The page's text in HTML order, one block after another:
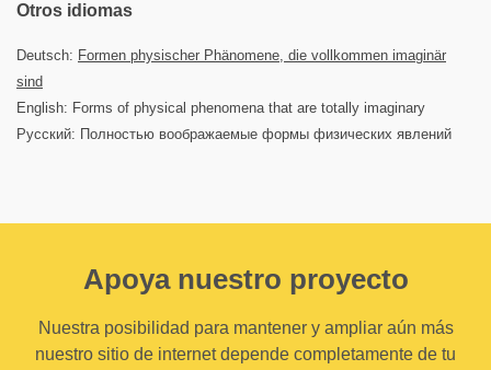
Otros idiomas
Deutsch: Formen physischer Phänomene, die vollkommen imaginär
sind
English: Forms of physical phenomena that are totally imaginary
Русский: Полностью воображаемые формы физических явлений
Apoya nuestro proyecto
Nuestra posibilidad para mantener y ampliar aún más
nuestro sitio de internet depende completamente de tu